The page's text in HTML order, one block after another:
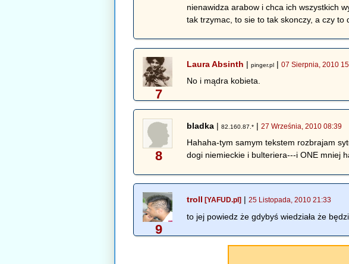
nienawidza arabow i chca ich wszystkich
tak trzymac, to sie to tak skonczy, a czy
7
Laura Absinth |pinger.pl |07 Sierpnia, 2010
No i mądra kobieta.
8
bladka |82.160.87.* |27 Września, 2010 08:39
Hahaha-tym samym tekstem rozbrajam
dogi niemieckie i bulteriera---i ONE mniej
9
troll [YAFUD.pl] |25 Listopada, 2010 21:33
to jej powiedz że gdybyś wiedziała że